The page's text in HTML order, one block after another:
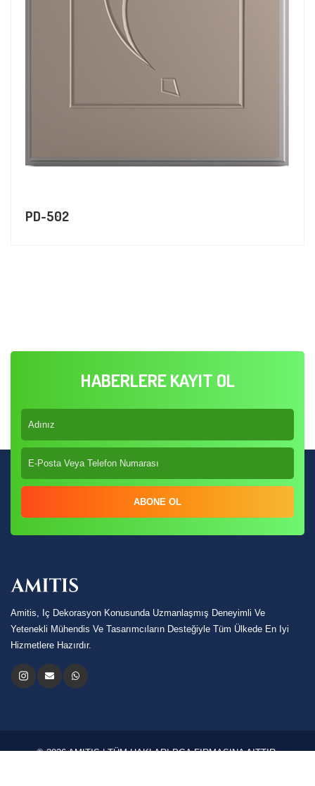
PD-502
HABERLERE KAYIT OL
ABONE OL
Amitis, Iç Dekorasyon Konusunda Uzmanlaşmış Deneyimli Ve
Yetenekli Mühendis Ve Tasarımcıların Desteğiyle Tüm Ülkede En Iyi
Hizmetlere Hazırdır.
© 2026 AMITIS | TÜM HAKLARI PGA FIRMASINA AITTIR.